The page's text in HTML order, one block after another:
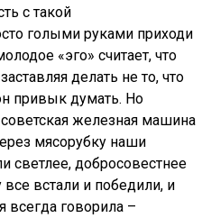
с такой
голыми руками приходи
«эго» считает, что
делать не то, что
привык думать. Но
железная машина
мясорубку наши
светлее, добросовестнее
встали и победили, и
всегда говорила –